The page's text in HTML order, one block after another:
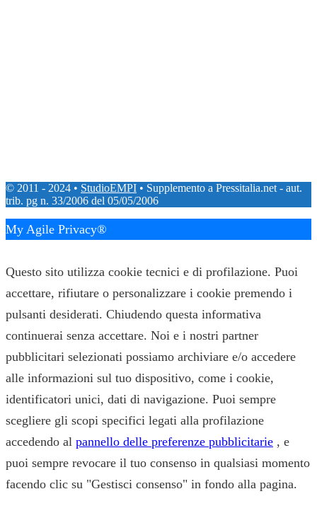
© 2011 - 2024 • StudioEMPI • Supplemento a Pressitalia.net - aut.
trib. pg n. 33/2006 del 05/05/2006
My Agile Privacy®
Questo sito utilizza cookie tecnici e di profilazione. Puoi
accettare, rifiutare o personalizzare i cookie premendo i
pulsanti desiderati. Chiudendo questa informativa
continuerai senza accettare. Noi e i nostri partner
pubblicitari selezionati possiamo archiviare e/o accedere
alle informazioni sul tuo dispositivo, come i cookie,
identificatori unici, dati di navigazione. Puoi sempre
scegliere gli scopi specifici legati alla profilazione
accedendo al pannello delle preferenze pubblicitarie , e
puoi sempre revocare il tuo consenso in qualsiasi momento
facendo clic su "Gestisci consenso" in fondo alla pagina.